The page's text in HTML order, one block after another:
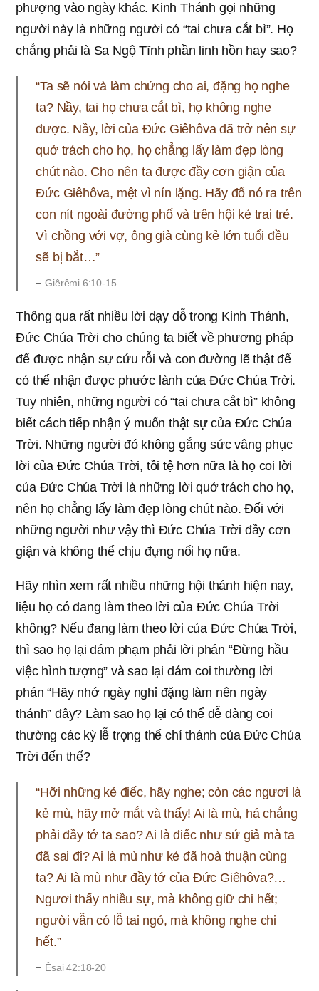
phượng vào ngày khác. Kinh Thánh gọi những
người này là những người có “tai chưa cắt bì”. Họ
chẳng phải là Sa Ngộ Tĩnh phần linh hồn hay sao?
“Ta sẽ nói và làm chứng cho ai, đặng họ nghe
ta? Nầy, tai họ chưa cắt bì, họ không nghe
được. Nầy, lời của Đức Giêhôva đã trở nên sự
quở trách cho họ, họ chẳng lấy làm đẹp lòng
chút nào. Cho nên ta được đầy cơn giận của
Đức Giêhôva, mệt vì nín lặng. Hãy đổ nó ra trên
con nít ngoài đường phố và trên hội kẻ trai trẻ.
Vì chồng với vợ, ông già cùng kẻ lớn tuổi đều
sẽ bị bắt…”
Giêrêmi 6:10-15
Thông qua rất nhiều lời dạy dỗ trong Kinh Thánh,
Đức Chúa Trời cho chúng ta biết về phương pháp
để được nhận sự cứu rỗi và con đường lẽ thật để
có thể nhận được phước lành của Đức Chúa Trời.
Tuy nhiên, những người có “tai chưa cắt bì” không
biết cách tiếp nhận ý muốn thật sự của Đức Chúa
Trời. Những người đó không gắng sức vâng phục
lời của Đức Chúa Trời, tồi tệ hơn nữa là họ coi lời
của Đức Chúa Trời là những lời quở trách cho họ,
nên họ chẳng lấy làm đẹp lòng chút nào. Đối với
những người như vậy thì Đức Chúa Trời đầy cơn
giận và không thể chịu đựng nổi họ nữa.
Hãy nhìn xem rất nhiều những hội thánh hiện nay,
liệu họ có đang làm theo lời của Đức Chúa Trời
không? Nếu đang làm theo lời của Đức Chúa Trời,
thì sao họ lại dám phạm phải lời phán “Đừng hầu
việc hình tượng” và sao lại dám coi thường lời
phán “Hãy nhớ ngày nghỉ đặng làm nên ngày
thánh” đây? Làm sao họ lại có thể dễ dàng coi
thường các kỳ lễ trọng thể chí thánh của Đức Chúa
Trời đến thế?
“Hỡi những kẻ điếc, hãy nghe; còn các ngươi là
kẻ mù, hãy mở mắt và thấy! Ai là mù, há chẳng
phải đầy tớ ta sao? Ai là điếc như sứ giả mà ta
đã sai đi? Ai là mù như kẻ đã hoà thuận cùng
ta? Ai là mù như đầy tớ của Đức Giêhôva?…
Ngươi thấy nhiều sự, mà không giữ chi hết;
người vẫn có lỗ tai ngỏ, mà không nghe chi
hết.”
Êsai 42:18-20